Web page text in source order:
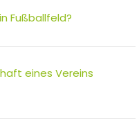
Fußballfeld?
eines Vereins